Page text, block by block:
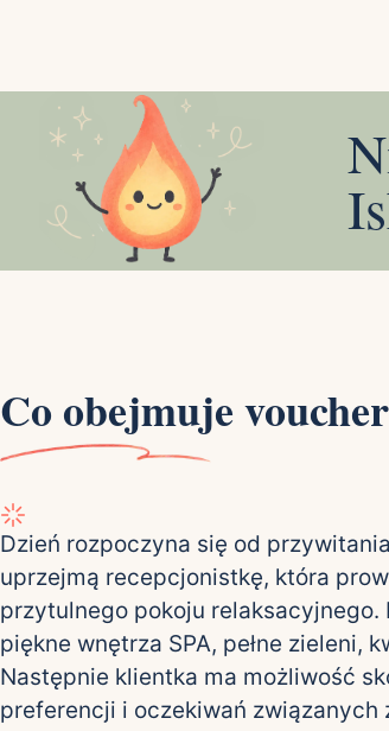
Co obejmuje
Dzień rozpoczyna się od
uprzejmą recepcjonistkę, która
przytulnego pokoju relaksacyjnego.
piękne wnętrza SPA, pełne zieleni,
Następnie klientka ma możliwość
preferencji i oczekiwań związanych